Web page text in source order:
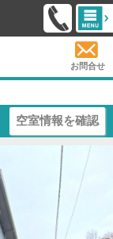
お問合せ
空室情報を確認